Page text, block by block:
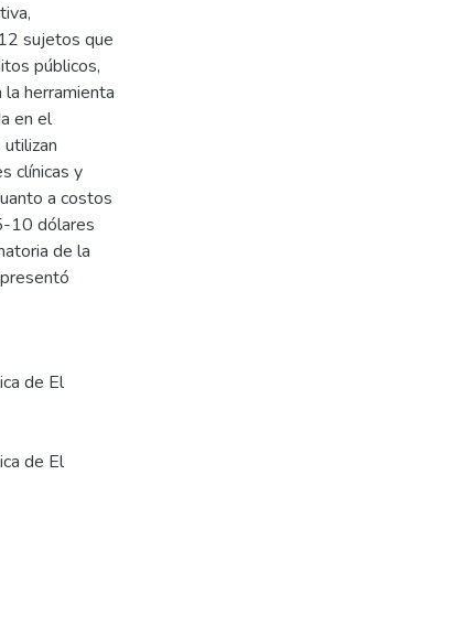
sujetos que
públicos,
herramienta
en el
clínicas y
a costos
10 dólares
de la
de El
de El